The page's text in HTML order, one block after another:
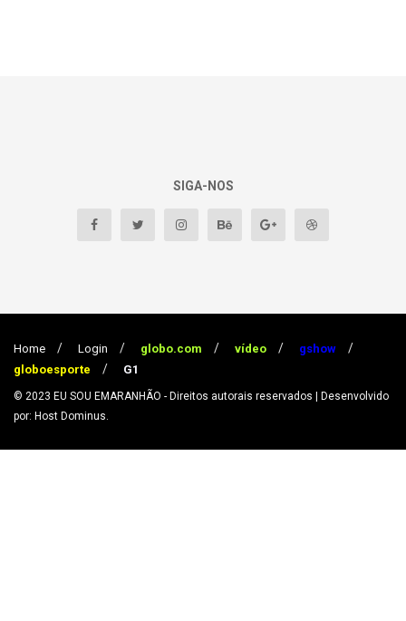
SIGA-NOS
Home Login globo.com vídeo
gshow
globoesporte
G1
© 2023 EU SOU EMARANHÃO - Direitos autorais reservados | Desenvolvido
por: Host Dominus.